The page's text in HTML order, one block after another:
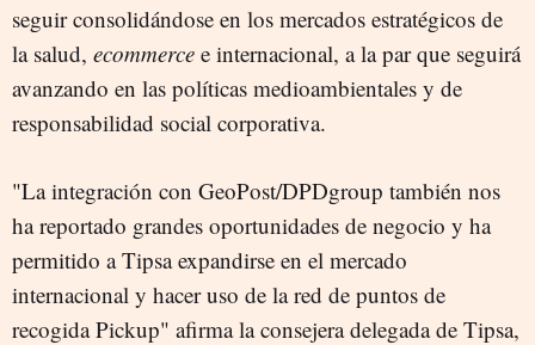
seguir consolidándose en los mercados estratégicos de
la salud, ecommerce e internacional, a la par que seguirá
avanzando en las políticas medioambientales y de
responsabilidad social corporativa.
"La integración con GeoPost/DPDgroup también nos
ha reportado grandes oportunidades de negocio y ha
permitido a Tipsa expandirse en el mercado
internacional y hacer uso de la red de puntos de
recogida Pickup" afirma la consejera delegada de Tipsa,